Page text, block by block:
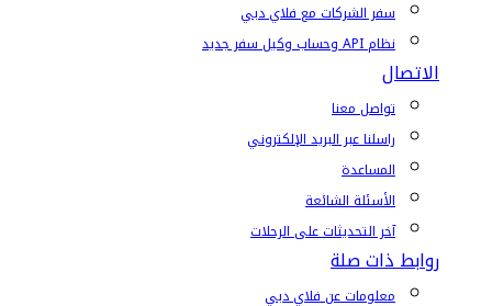
سفر الشركات مع فلاي دبي
نظام API وحساب وكيل سفر جديد
الاتصال
تواصل معنا
راسلنا عبر البريد الإلكتروني
المساعدة
الأسئلة الشائعة
آخر التحديثات على الرحلات
روابط ذات صلة
معلومات عن فلاي دبي